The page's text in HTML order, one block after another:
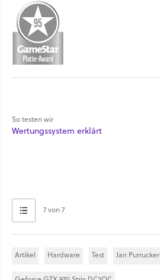
So testen wir
Wertungssystem erklärt
7 von 7
Artikel Hardware Test Jan Purrucker